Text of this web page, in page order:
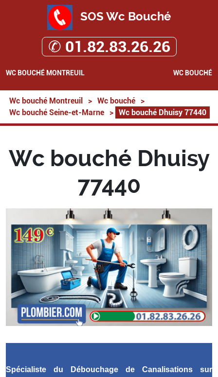
SOS Wc Bouché
✆ 01.82.83.26.26
WC BOUCHÉ MONTREUIL WC BOUCHÉ
Wc bouché Montreuil > Wc bouché
>
Wc bouché Seine-et-Marne
> Wc bouché Dhuisy 77440
Wc bouché Dhuisy
77440
Spécialiste du Débouchage de Canalisations sur